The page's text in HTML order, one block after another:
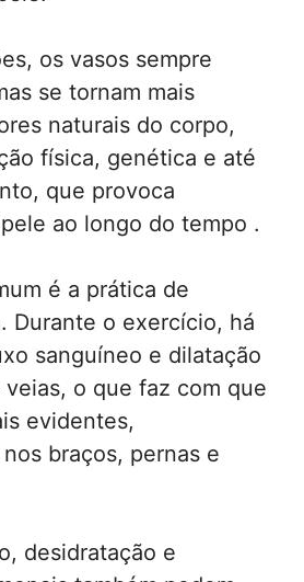
os vasos sempre
se tornam mais
naturais do corpo,
física, genética e até
que provoca
ao longo do tempo .
é a prática de
Durante o exercício, há
sanguíneo e dilatação
o que faz com que
evidentes,
braços, pernas e
desidratação e